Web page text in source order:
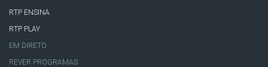
RTP ENSINA
RTP PLAY
EM DIRETO
REVER PROGRAMAS